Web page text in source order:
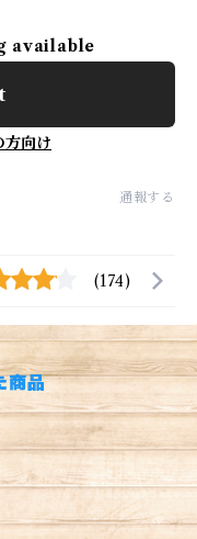
available
方向け
通報する
(174)
商品